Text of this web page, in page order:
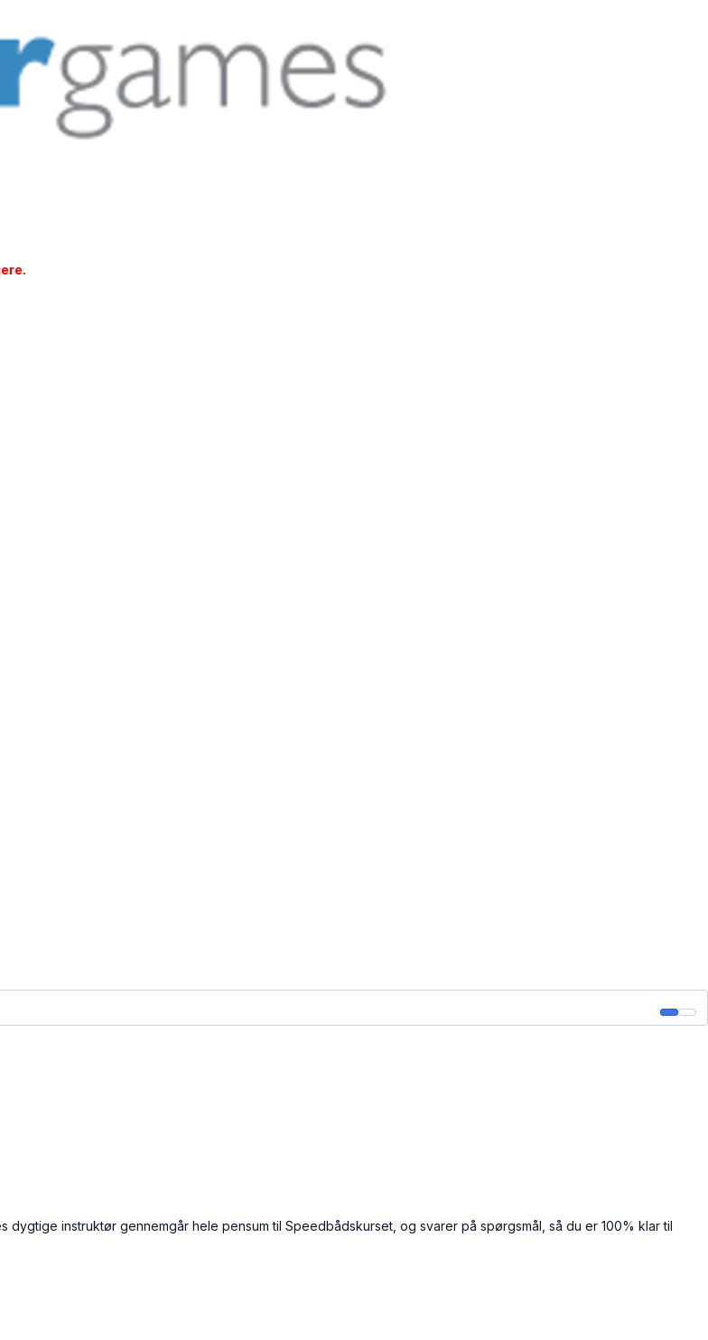
instruktør gennemgår hele pensum til Speedbådskurset, og svarer på spørgsmål, så du er 100% klar til